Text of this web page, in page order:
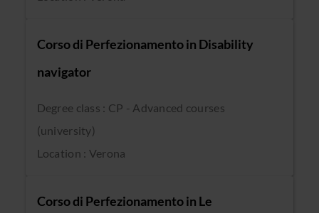
Corso di Perfezionamento in Disability
navigator
Degree class : CP - Advanced courses
(university)
Location : Verona
Corso di Perfezionamento in Le